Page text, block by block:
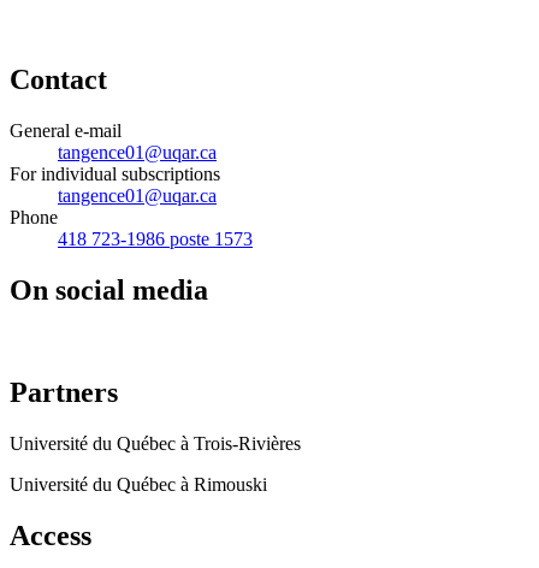
Contact
General e-mail
tangence01@uqar.ca
For individual subscriptions
tangence01@uqar.ca
Phone
418 723-1986 poste 1573
On social media
Partners
Université du Québec à Trois-Rivières
Université du Québec à Rimouski
Access